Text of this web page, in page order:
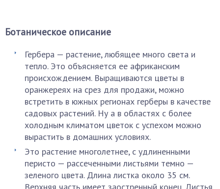
Ботаническое описание
Гербера — растение, любящее много света и
тепло. Это объясняется ее африканским
происхождением. Выращиваются цветы в
оранжереях на срез для продажи, можно
встретить в южных регионах герберы в качестве
садовых растений. Ну а в областях с более
холодным климатом цветок с успехом можно
вырастить в домашних условиях.
Это растение многолетнее, с удлиненными
перисто — рассеченными листьями темно —
зеленого цвета. Длина листка около 35 см.